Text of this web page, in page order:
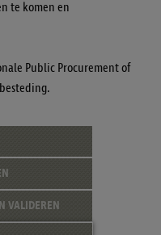
te komen en
Public Procurement of
VALIDEREN